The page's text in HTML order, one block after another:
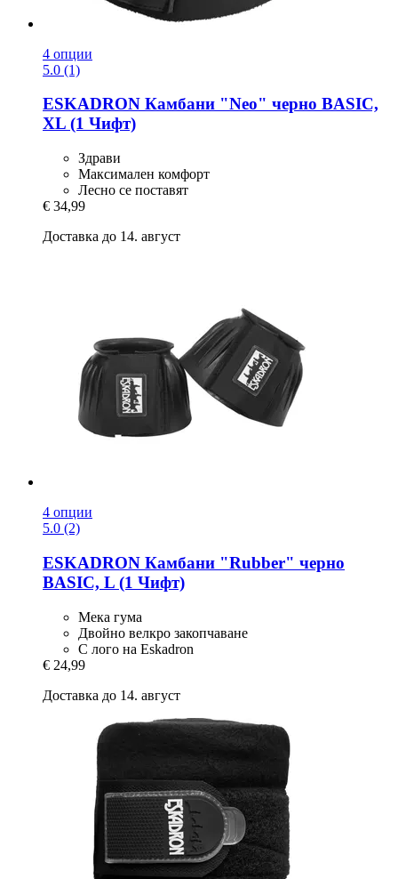
4 опции
5.0 (1)
ESKADRON Камбани "Neo" черно BASIC,
XL (1 Чифт)
Здрави
Максимален комфорт
Лесно се поставят
€ 34,99
Доставка до 14. август
4 опции
5.0 (2)
ESKADRON Камбани "Rubber" черно
BASIC, L (1 Чифт)
Мека гума
Двойно велкро закопчаване
С лого на Eskadron
€ 24,99
Доставка до 14. август